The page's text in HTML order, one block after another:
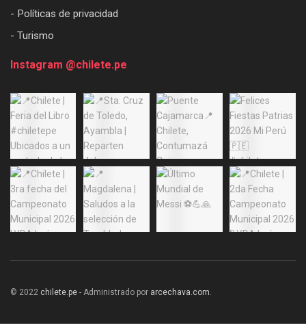
- Políticas de privacidad
- Turismo
Instagram @chilete.pe
© 2022 chilete.pe - Administrado por arcechava.com.